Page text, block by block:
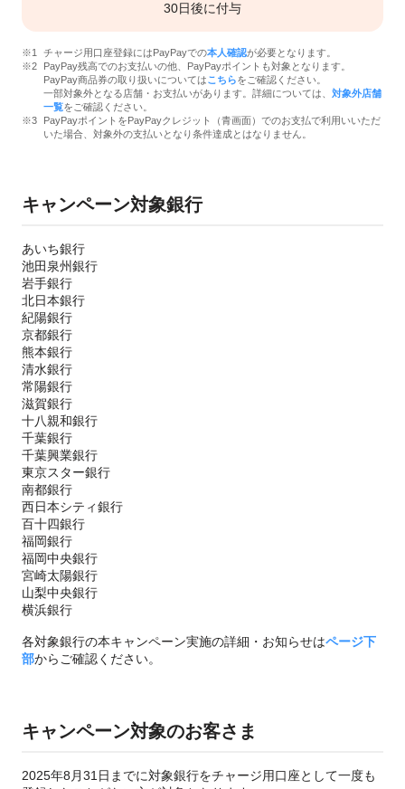
30日後に付与
チャージ用口座登録にはPayPayでの本人確認が必要となります。
PayPay残高でのお支払いの他、PayPayポイントも対象となります。
PayPay商品券の取り扱いについてはこちらをご確認ください。
一部対象外となる店舗・お支払いがあります。詳細については、 対象外店舗
一覧をご確認ください。
PayPayポイントをPayPayクレジット（青画面）でのお支払で利用いいただ
いた場合、対象外の支払いとなり条件達成とはなりません。
キャンペーン対象銀行
あいち銀行
池田泉州銀行
岩手銀行
北日本銀行
紀陽銀行
京都銀行
熊本銀行
清水銀行
常陽銀行
滋賀銀行
十八親和銀行
千葉銀行
千葉興業銀行
東京スター銀行
南都銀行
西日本シティ銀行
百十四銀行
福岡銀行
福岡中央銀行
宮崎太陽銀行
山梨中央銀行
横浜銀行
各対象銀行の本キャンペーン実施の詳細・お知らせはページ下
部からご確認ください。
キャンペーン対象のお客さま
2025年8月31日までに対象銀行をチャージ用口座として一度も